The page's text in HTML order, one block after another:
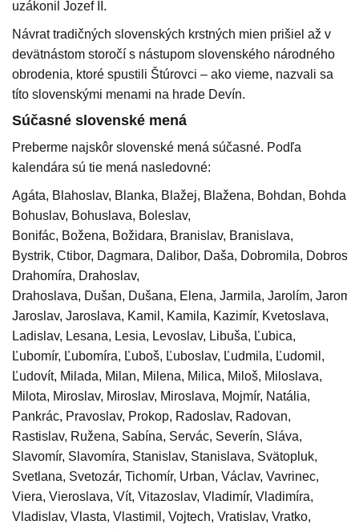
uzákonil Jozef II.
Návrat tradičných slovenských krstných mien prišiel až v
devätnástom storočí s nástupom slovenského národného
obrodenia, ktoré spustili Štúrovci – ako vieme, nazvali sa
títo slovenskými menami na hrade Devín.
Súčasné slovenské mená
Preberme najskôr slovenské mená súčasné. Podľa
kalendára sú tie mená nasledovné:
Agáta, Blahoslav, Blanka, Blažej, Blažena, Bohdan,
Bohuslav, Bohuslava, Boleslav,
Bonifác, Božena, Božidara, Branislav, Branislava,
Bystrik, Ctibor, Dagmara, Dalibor, Daša, Dobromila,
Drahomíra, Drahoslav,
Drahoslava, Dušan, Dušana, Elena, Jarmila, Jarolím,
Jaroslav, Jaroslava, Kamil, Kamila, Kazimír, Kvetoslava,
Ladislav, Lesana, Lesia, Levoslav, Libuša, Ľubica,
Ľubomír, Ľubomíra, Ľuboš, Ľuboslav, Ľudmila, Ľudomil,
Ľudovít, Milada, Milan, Milena, Milica, Miloš, Miloslava,
Milota, Miroslav, Miroslav, Miroslava, Mojmír, Natália,
Pankrác, Pravoslav, Prokop, Radoslav, Radovan,
Rastislav, Ružena, Sabína, Servác, Severín, Sláva,
Slavomír, Slavomíra, Stanislav, Stanislava, Svätopluk,
Svetlana, Svetozár, Tichomír, Urban, Václav, Vavrinec,
Viera, Vieroslava, Vít, Vitazoslav, Vladimír, Vladimíra,
Vladislav, Vlasta, Vlastimil, Vojtech, Vratislav, Vratko,